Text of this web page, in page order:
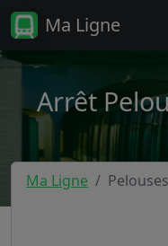
Ma Ligne
Arrêt
Ma Ligne